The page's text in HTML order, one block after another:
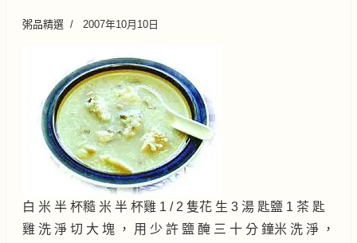
粥品精選 2007年10月10日
白 米 半 杯糙 米 半 杯雞 1 / 2 隻花 生 3 湯 匙鹽 1 茶 匙
雞 洗 淨 切 大 塊 ， 用 少 許 鹽 醃 三 十 分 鐘米 洗 淨 ，